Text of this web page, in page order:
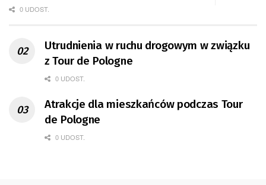
0 UDOST.
Utrudnienia w ruchu drogowym w związku
z Tour de Pologne
0 UDOST.
Atrakcje dla mieszkańców podczas Tour
de Pologne
0 UDOST.